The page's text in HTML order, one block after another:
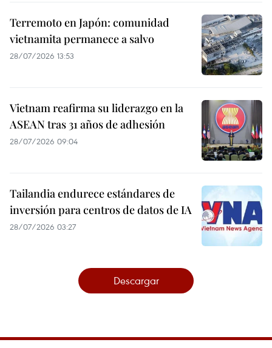
Terremoto en Japón: comunidad
vietnamita permanece a salvo
28/07/2026 13:53
Vietnam reafirma su liderazgo en la
ASEAN tras 31 años de adhesión
28/07/2026 09:04
Tailandia endurece estándares de
inversión para centros de datos de IA
28/07/2026 03:27
Descargar